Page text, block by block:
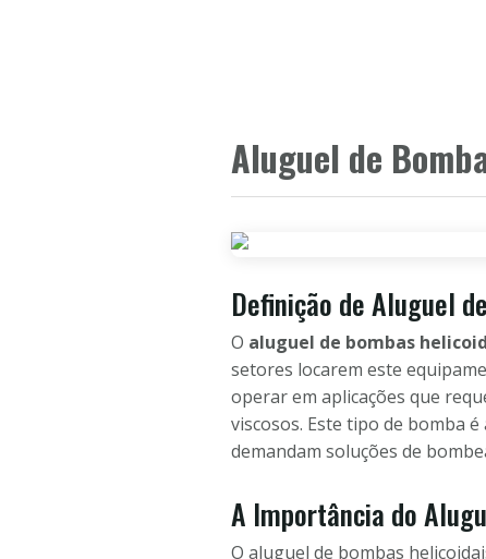
Aluguel de
Definição de Aluguel
O aluguel de bombas
setores locarem este
operar em aplicações que
viscosos. Este tipo de bomba
demandam soluções de
A Importância do
O aluguel de bombas